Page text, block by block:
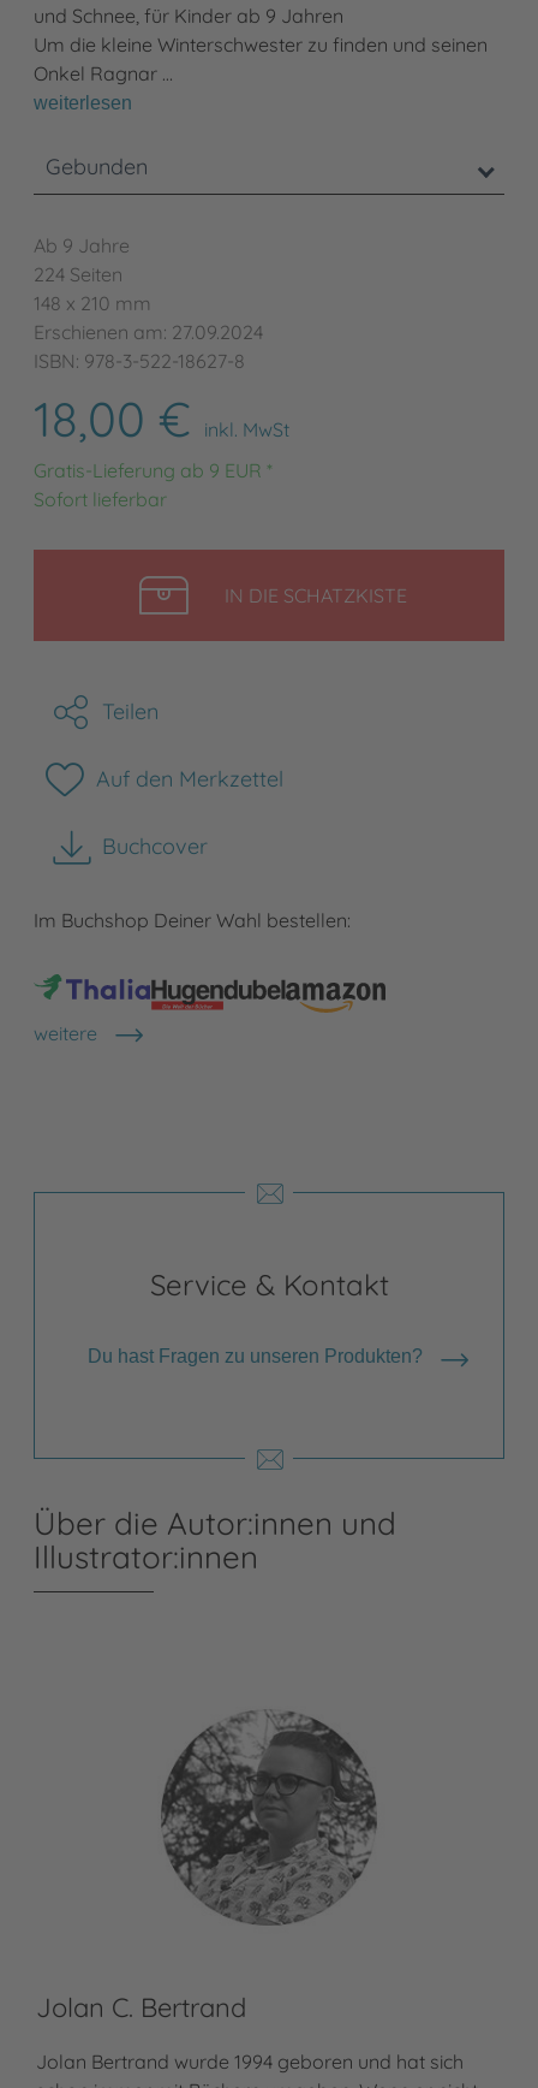
und Schnee, für Kinder ab 9 Jahren
Um die kleine Winterschwester zu finden und seinen
Onkel Ragnar …
weiterlesen
Gebunden
Ab 9 Jahre
224 Seiten
148 x 210 mm
Erschienen am: 27.09.2024
ISBN: 978-3-522-18627-8
18,00 €
inkl. MwSt
Gratis-Lieferung ab 9 EUR *
Sofort lieferbar
IN DIE SCHATZKISTELEGEN
Teilen
Auf den Merkzettel
Buchcover
herunterladen
Im Buchshop Deiner Wahl bestellen:
weitere
Shops anzeigen
Service & Kontakt
Du hast Fragen zu unseren Produkten?
Über die Autor:innen und
Illustrator:innen
Jolan C. Bertrand
Jolan Bertrand wurde 1994 geboren und hat sich